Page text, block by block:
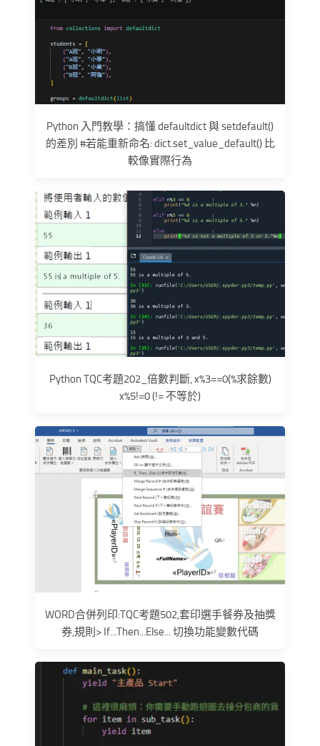
Python 入門教學：搞懂 defaultdict 與 setdefault()
的差別 #若能重新命名: dict.set_value_default() 比
較像實際行為
Python TQC考題202_倍數判斷, x%3==0(%求餘數)
x%5!=0 (!= 不等於)
WORD合併列印:TQC考題502,套印選手餐券及抽獎
券,規則> If...Then...Else... 切換功能變數代碼